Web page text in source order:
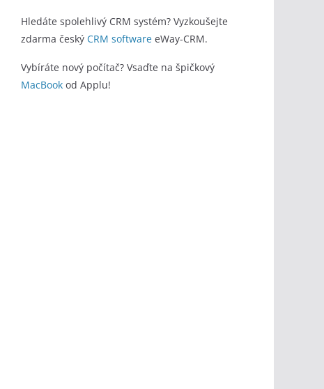
Hledáte spolehlivý CRM systém? Vyzkoušejte
zdarma český CRM software eWay-CRM.
Vybíráte nový počítač? Vsaďte na špičkový
MacBook od Applu!